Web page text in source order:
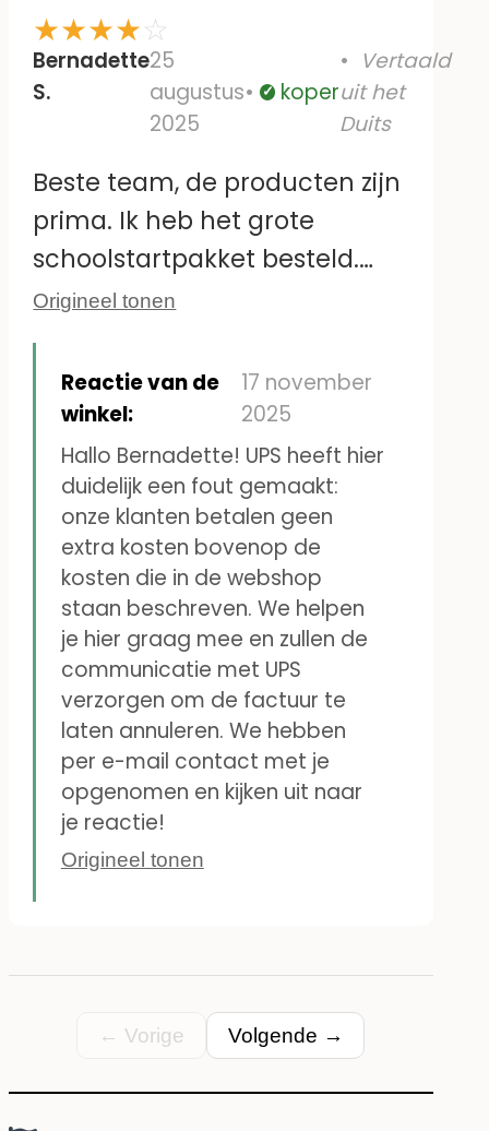
enige kritiekpunt is de diepte
van de opbergdoos. Ik vind
hem te diep. Het kind moet er
heel ver in reiken, en als je
twee verdelers gebruikt, moet
je de spullen vrij dicht op
elkaar stapelen, bijvoorbeeld
drie sneetjes brood op elkaar.
★★★★☆
Bernadette
S.
25
augustus
2025
Geverifieerd
koper
Vertaald
uit het
Duits
Beste team, de producten zijn
prima. Ik heb het grote
schoolstartpakket besteld.
Helaas heb ik een factuur van
€ 37 ontvangen van de
Oostenrijkse douane, wat ik
erg vervelend vind, want ik
dacht dat de producten uit
Duitsland kwamen. Na nadere
controle bleek dat de
artikelen uit Noorwegen
kwamen, en daar waren
blijkbaar douanekosten voor
gerekend. Nu heeft het me in
totaal meer dan € 100 gekost.
Ik bestel nooit meer iets bij
jullie.
Origineel tonen
Reactie van de
winkel:
17 november
2025
Hallo Bernadette! UPS heeft hier
duidelijk een fout gemaakt:
onze klanten betalen geen
extra kosten bovenop de
kosten die in de webshop
staan beschreven. We helpen
je hier graag mee en zullen de
communicatie met UPS
verzorgen om de factuur te
laten annuleren. We hebben
per e-mail contact met je
opgenomen en kijken uit naar
je reactie!
Origineel tonen
← Vorige Volgende →